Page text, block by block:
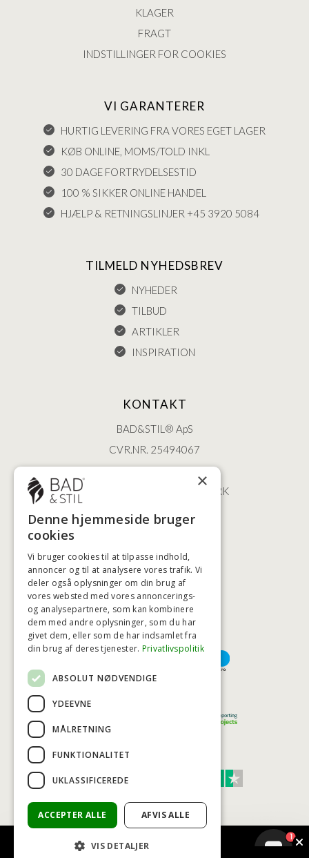
KLAGER
FRAGT
INDSTILLINGER FOR COOKIES
VI GARANTERER
HURTIG LEVERING FRA VORES EGET LAGER
KØB ONLINE, MOMS/TOLD INKL
30 DAGE FORTRYDELSESTID
100 % SIKKER ONLINE HANDEL
HJÆLP & RETNINGSLINJER +45 3920 5084
TILMELD NYHEDSBREV
NYHEDER
TILBUD
ARTIKLER
INSPIRATION
KONTAKT
BAD&STIL® ApS
CVR.NR. 25494067
ØSTERBROGADE 202
2100 KØBENHAVN • DANMARK
+45 3920 5084
HØJESTE KREDITVÆRDIGHED
BETALINGSMULIGHEDER
TRUST SCORE 4,7
© COPYRIGHT - BAD&STIL® ApS 2026
×
Denne hjemmeside bruger
cookies
Vi bruger cookies til at tilpasse indhold,
annoncer og til at analysere vores trafik. Vi
deler også oplysninger om din brug af
vores websted med vores annoncerings-
og analysepartnere, som kan kombinere
dem med andre oplysninger, som du har
givet dem, eller som de har indsamlet fra
din brug af deres tjenester. Privatlivspolitik
ABSOLUT NØDVENDIGE
YDEEVNE
MÅLRETNING
FUNKTIONALITET
UKLASSIFICEREDE
ACCEPTER ALLE AFVIS ALLE
VIS DETALJER
1